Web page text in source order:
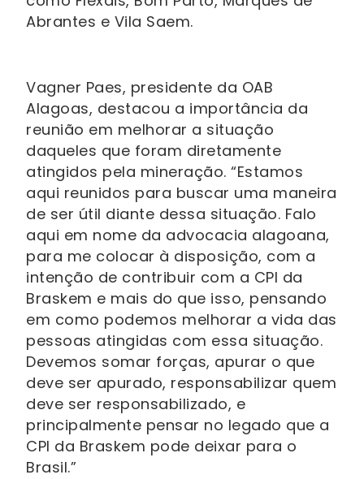
Abrantes e Vila Saem.
Vagner Paes, presidente da OAB
Alagoas, destacou a importância da
reunião em melhorar a situação
daqueles que foram diretamente
atingidos pela mineração. “Estamos
aqui reunidos para buscar uma maneira
de ser útil diante dessa situação. Falo
aqui em nome da advocacia alagoana,
para me colocar à disposição, com a
intenção de contribuir com a CPI da
Braskem e mais do que isso, pensando
em como podemos melhorar a vida das
pessoas atingidas com essa situação.
Devemos somar forças, apurar o que
deve ser apurado, responsabilizar quem
deve ser responsabilizado, e
principalmente pensar no legado que a
CPI da Braskem pode deixar para o
Brasil.”